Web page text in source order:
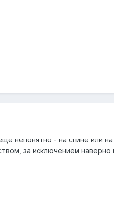
непонятно - на спине или
за исключением